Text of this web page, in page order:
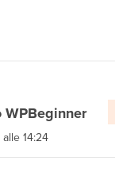
WPBeginner
14:24